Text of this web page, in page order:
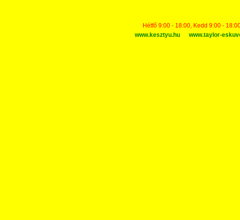
Hétfő 9:00 - 18:00, Kedd 9:00 -
www.kesztyu.hu
www.taylor-